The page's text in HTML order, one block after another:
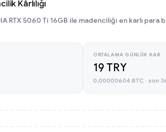
Kârlılığı
RTX 5060 Ti 16GB ile madenciliği en karlı
ORTALAMA GÜNLÜK KAR
19 TRY
0,00000604 BTC · son